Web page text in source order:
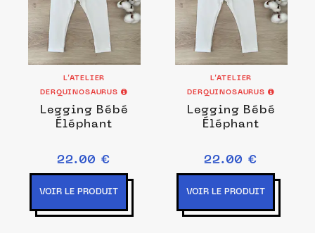
L’ATELIER
DERQUINOSAURUS
Legging Bébé
Éléphant
22.00 €
VOIR LE PRODUIT
L’ATELIER
DERQUINOSAURUS
Legging Bébé
Éléphant
22.00 €
VOIR LE PRODUIT